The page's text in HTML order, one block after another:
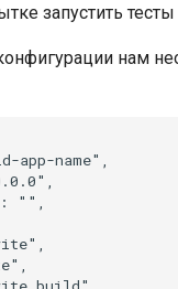
запустить
нам